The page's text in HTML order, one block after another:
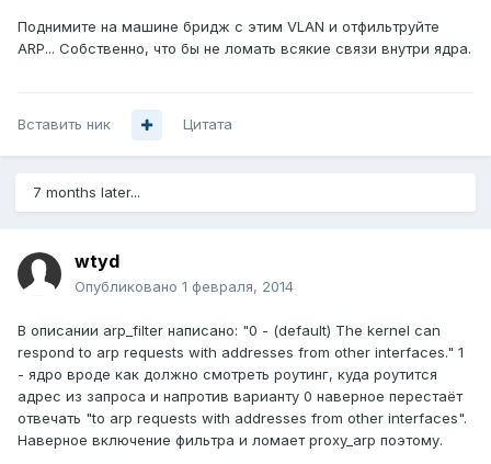
Поднимите на машине бридж с этим VLAN и отфильтруйте
ARP... Собственно, что бы не ломать всякие связи внутри ядра.
Вставить ник Цитата
7 months later...
wtyd
Опубликовано 1 февраля, 2014
В описании arp_filter написано: "0 - (default) The kernel can
respond to arp requests with addresses from other interfaces." 1
- ядро вроде как должно смотреть роутинг, куда роутится
адрес из запроса и напротив варианту 0 наверное перестаёт
отвечать "to arp requests with addresses from other interfaces".
Наверное включение фильтра и ломает proxy_arp поэтому.